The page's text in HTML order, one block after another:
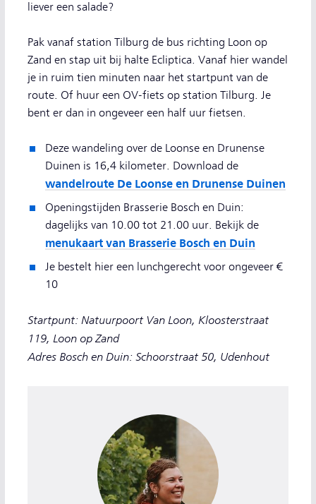
liever een salade?
Pak vanaf station Tilburg de bus richting Loon op
Zand en stap uit bij halte Ecliptica. Vanaf hier wandel
je in ruim tien minuten naar het startpunt van de
route. Of huur een OV-fiets op station Tilburg. Je
bent er dan in ongeveer een half uur fietsen.
Deze wandeling over de Loonse en Drunense
Duinen is 16,4 kilometer. Download de
wandelroute De Loonse en Drunense Duinen
Openingstijden Brasserie Bosch en Duin:
dagelijks van 10.00 tot 21.00 uur. Bekijk de
menukaart van Brasserie Bosch en Duin
Je bestelt hier een lunchgerecht voor ongeveer €
10
Startpunt: Natuurpoort Van Loon, Kloosterstraat
119, Loon op Zand
Adres Bosch en Duin: Schoorstraat 50, Udenhout
Anne-Floor van Nunen, veelvuldig bezoeker